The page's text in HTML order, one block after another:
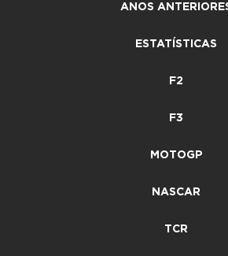
ANOS
ESTATÍSTICAS
F2
F3
MOTOGP
NASCAR
TCR